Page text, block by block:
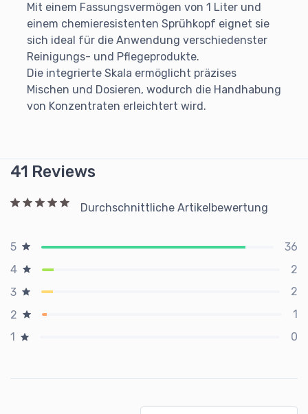
Mit einem Fassungsvermögen von 1 Liter und
einem chemieresistenten Sprühkopf eignet sie
sich ideal für die Anwendung verschiedenster
Reinigungs- und Pflegeprodukte.
Die integrierte Skala ermöglicht präzises
Mischen und Dosieren, wodurch die Handhabung
von Konzentraten erleichtert wird.
41 Reviews
Durchschnittliche Artikelbewertung
5
36
4
2
3
2
2
1
1
0